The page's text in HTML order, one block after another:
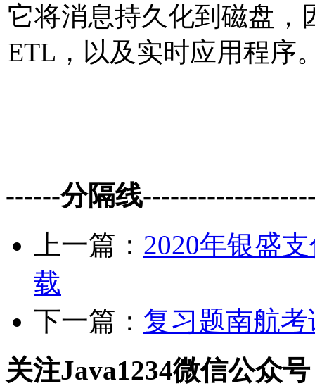
它将消息持久化到磁盘，
ETL，以及实时应⽤程序
------分隔线
上一篇： 2020年银盛
载
下一篇： 复习题南航
关注Java1234微信公众号